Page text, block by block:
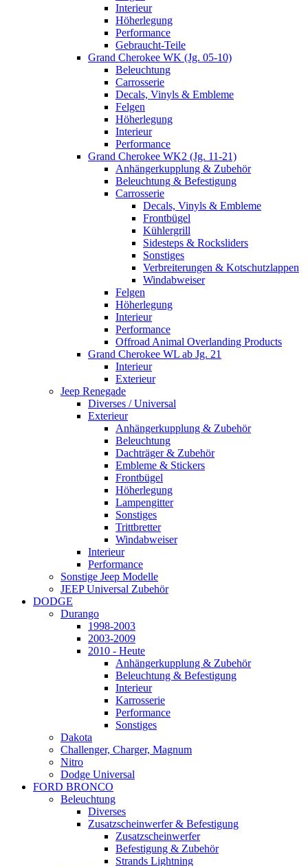
Interieur
Höherlegung
Performance
Gebraucht-Teile
Grand Cherokee WK (Jg. 05-10)
Beleuchtung
Carrosserie
Decals, Vinyls & Embleme
Felgen
Höherlegung
Interieur
Performance
Grand Cherokee WK2 (Jg. 11-21)
Anhängerkupplung & Zubehör
Beleuchtung & Befestigung
Carrosserie
Decals, Vinyls & Embleme
Frontbügel
Kühlergrill
Sidesteps & Rocksliders
Sonstiges
Verbreiterungen & Kotschutzlappen
Windabweiser
Felgen
Höherlegung
Interieur
Performance
Offroad Animal Overlanding Products
Grand Cherokee WL ab Jg. 21
Interieur
Exterieur
Jeep Renegade
Diverses / Universal
Exterieur
Anhängerkupplung & Zubehör
Beleuchtung
Dachträger & Zubehör
Embleme & Stickers
Frontbügel
Höherlegung
Lampengitter
Sonstiges
Trittbretter
Windabweiser
Interieur
Performance
Sonstige Jeep Modelle
JEEP Universal Zubehör
DODGE
Durango
1998-2003
2003-2009
2010 - Heute
Anhängerkupplung & Zubehör
Beleuchtung & Befestigung
Interieur
Karrosserie
Performance
Sonstiges
Dakota
Challenger, Charger, Magnum
Nitro
Dodge Universal
FORD BRONCO
Beleuchtung
Diverses
Zusatzscheinwerfer & Befestigung
Zusatzscheinwerfer
Befestigung & Zubehör
Strands Lightning